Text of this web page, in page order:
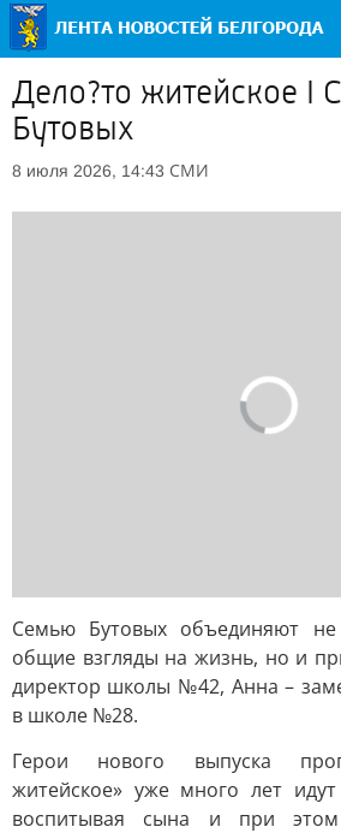
Дело?то житейское I
Бутовых
8 июля 2026, 14:43 СМИ
Семью Бутовых объединяют не
общие взгляды на жизнь, но и
директор школы №42, Анна –
в школе №28.
Герои нового выпуска
житейское» уже много лет
воспитывая сына и при